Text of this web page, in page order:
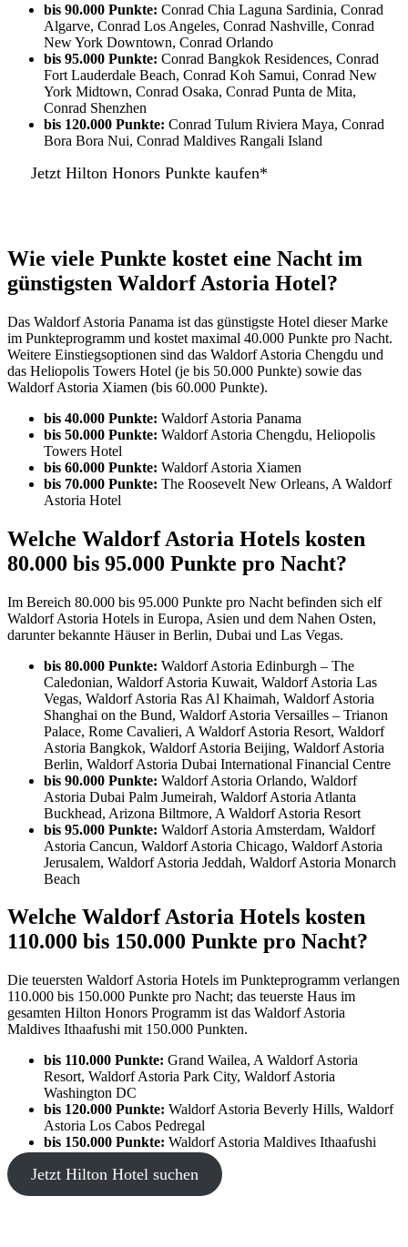
bis 90.000 Punkte: Conrad Chia Laguna Sardinia, Conrad
Algarve, Conrad Los Angeles, Conrad Nashville, Conrad
New York Downtown, Conrad Orlando
bis 95.000 Punkte: Conrad Bangkok Residences, Conrad
Fort Lauderdale Beach, Conrad Koh Samui, Conrad New
York Midtown, Conrad Osaka, Conrad Punta de Mita,
Conrad Shenzhen
bis 120.000 Punkte: Conrad Tulum Riviera Maya, Conrad
Bora Bora Nui, Conrad Maldives Rangali Island
Jetzt Hilton Honors Punkte kaufen*
Wie viele Punkte kostet eine Nacht im
günstigsten Waldorf Astoria Hotel?
Das Waldorf Astoria Panama ist das günstigste Hotel dieser Marke
im Punkteprogramm und kostet maximal 40.000 Punkte pro Nacht.
Weitere Einstiegsoptionen sind das Waldorf Astoria Chengdu und
das Heliopolis Towers Hotel (je bis 50.000 Punkte) sowie das
Waldorf Astoria Xiamen (bis 60.000 Punkte).
bis 40.000 Punkte: Waldorf Astoria Panama
bis 50.000 Punkte: Waldorf Astoria Chengdu, Heliopolis
Towers Hotel
bis 60.000 Punkte: Waldorf Astoria Xiamen
bis 70.000 Punkte: The Roosevelt New Orleans, A Waldorf
Astoria Hotel
Welche Waldorf Astoria Hotels kosten
80.000 bis 95.000 Punkte pro Nacht?
Im Bereich 80.000 bis 95.000 Punkte pro Nacht befinden sich elf
Waldorf Astoria Hotels in Europa, Asien und dem Nahen Osten,
darunter bekannte Häuser in Berlin, Dubai und Las Vegas.
bis 80.000 Punkte: Waldorf Astoria Edinburgh – The
Caledonian, Waldorf Astoria Kuwait, Waldorf Astoria Las
Vegas, Waldorf Astoria Ras Al Khaimah, Waldorf Astoria
Shanghai on the Bund, Waldorf Astoria Versailles – Trianon
Palace, Rome Cavalieri, A Waldorf Astoria Resort, Waldorf
Astoria Bangkok, Waldorf Astoria Beijing, Waldorf Astoria
Berlin, Waldorf Astoria Dubai International Financial Centre
bis 90.000 Punkte: Waldorf Astoria Orlando, Waldorf
Astoria Dubai Palm Jumeirah, Waldorf Astoria Atlanta
Buckhead, Arizona Biltmore, A Waldorf Astoria Resort
bis 95.000 Punkte: Waldorf Astoria Amsterdam, Waldorf
Astoria Cancun, Waldorf Astoria Chicago, Waldorf Astoria
Jerusalem, Waldorf Astoria Jeddah, Waldorf Astoria Monarch
Beach
Welche Waldorf Astoria Hotels kosten
110.000 bis 150.000 Punkte pro Nacht?
Die teuersten Waldorf Astoria Hotels im Punkteprogramm verlangen
110.000 bis 150.000 Punkte pro Nacht; das teuerste Haus im
gesamten Hilton Honors Programm ist das Waldorf Astoria
Maldives Ithaafushi mit 150.000 Punkten.
bis 110.000 Punkte: Grand Wailea, A Waldorf Astoria
Resort, Waldorf Astoria Park City, Waldorf Astoria
Washington DC
bis 120.000 Punkte: Waldorf Astoria Beverly Hills, Waldorf
Astoria Los Cabos Pedregal
bis 150.000 Punkte: Waldorf Astoria Maldives Ithaafushi
Jetzt Hilton Hotel suchen